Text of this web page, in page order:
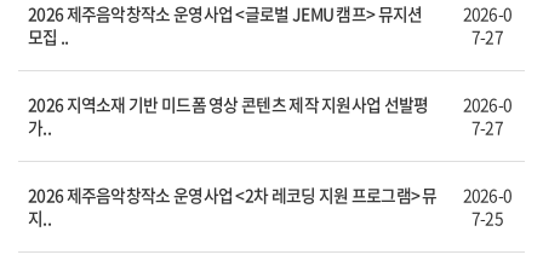
2026 제주음악창작소 운영사업 <글로벌 JEMU 캠프> 뮤지션
모집 ..
2026-0
7-27
2026 지역소재 기반 미드폼 영상 콘텐츠 제작 지원사업 선발평
가..
2026-0
7-27
2026 제주음악창작소 운영사업 <2차 레코딩 지원 프로그램> 뮤
지..
2026-0
7-25